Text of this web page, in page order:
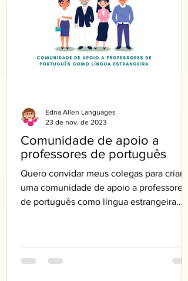
Comunidade de apoio a
professores de português
Quero convidar meus colegas para criar
uma comunidade de apoio a professores
de português como língua estrangeira
Edna Allen Languages
23 de nov. de 2023